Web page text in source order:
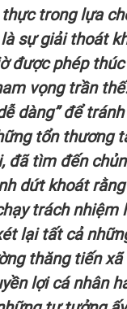
trong lựa
sự giải thoát
được phép
vọng trần
dàng” để
tổn thương
đã tìm đến
dứt khoát
trách
lại tất cả
thăng tiến
lợi cá nhân